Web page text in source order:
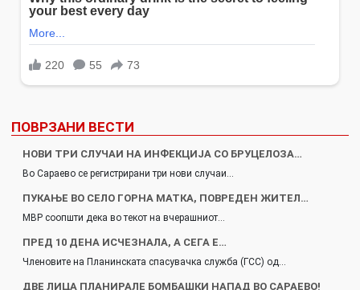
ПОВРЗАНИ ВЕСТИ
НОВИ ТРИ СЛУЧАИ НА ИНФЕКЦИЈА СО БРУЦЕЛОЗА…
Во Сараево се регистрирани три нови случаи…
ПУКАЊЕ ВО СЕЛО ГОРНА МАТКА, ПОВРЕДЕН ЖИТЕЛ…
МВР соопшти дека во текот на вчерашниот…
ПРЕД 10 ДЕНА ИСЧЕЗНАЛА, А СЕГА Е…
Членовите на Планинската спасувачка служба (ГСС) од…
ДВЕ ЛИЦА ПЛАНИРАЛЕ БОМБАШКИ НАПАД ВО САРАЕВО!